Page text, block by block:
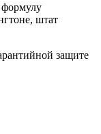
штат
защите